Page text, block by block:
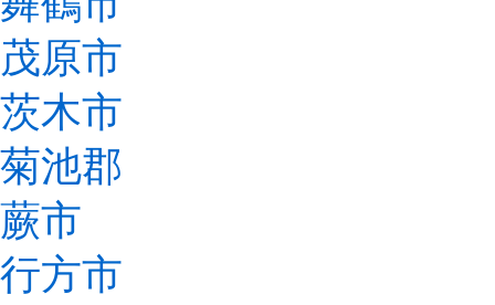
茂原市
茨木市
菊池郡
蕨市
行方市